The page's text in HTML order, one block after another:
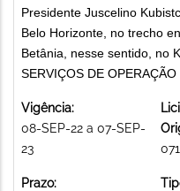
Presidente Juscelino
Belo Horizonte, no trecho
Betânia, nesse sentido, no
SERVIÇOS DE
Vigência:
08-SEP-22 a 07-SEP-
23
Prazo: